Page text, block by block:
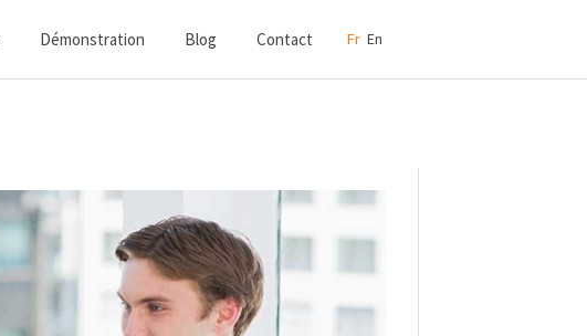
Fr En
Démonstration Blog Contact